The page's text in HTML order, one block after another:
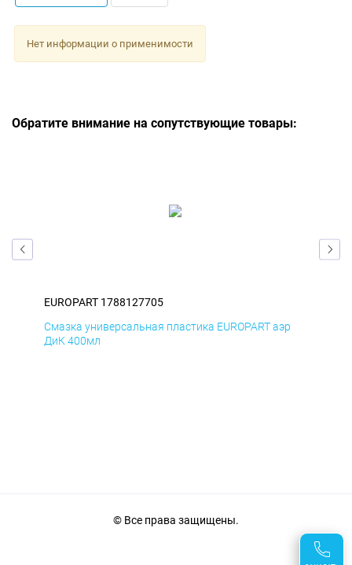
Нет информации о применимости
Обратите внимание на сопутствующие товары:
EUROPART 1788127705
Смазка универсальная пластика EUROPART аэр
ДиК 400мл
© Все права защищены.